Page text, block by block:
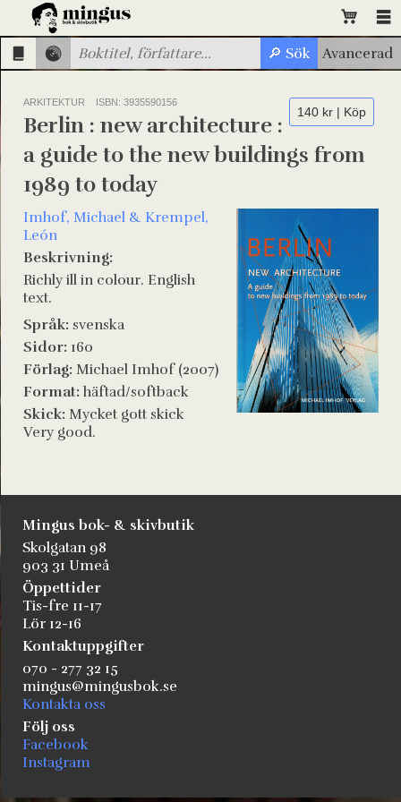
ARKITEKTUR ISBN: 3935590156
140 kr | Köp
Berlin : new architecture :
a guide to the new buildings from
1989 to today
Imhof, Michael & Krempel,
León
Beskrivning:
Richly ill in colour. English
text.
Språk: svenska
Sidor: 160
Förlag: Michael Imhof (2007)
Format: häftad/softback
Skick: Mycket gott skick
Very good.
Mingus bok- & skivbutik
Skolgatan 98
903 31 Umeå
Öppettider
Tis-fre 11-17
Lör 12-16
Kontaktuppgifter
070 - 277 32 15
mingus@mingusbok.se
Kontakta oss
Följ oss
Facebook
Instagram